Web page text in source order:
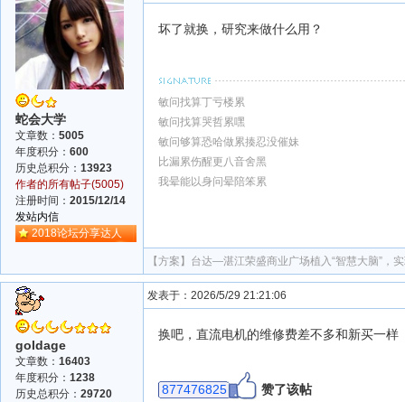
蛇会大学
文章数： 5005
年度积分： 600
历史总积分： 13923
作者的所有帖子(5005)
注册时间： 2015/12/14
发站内信
2018论坛分享达人
坏了就换，研究来做什么用？
敏问找算丁亏楼累
敏问找算哭哲累嘿
敏问够算恐哈做累揍忍没催妹
比漏累伤醒更八音舍黑
我晕能以身问晕陪笨累
【方案】 台达—湛江荣盛商业广场植入“智慧大脑”，
goldage
文章数： 16403
年度积分： 1238
历史总积分： 29720
发表于：2026/5/29 21:21:06
换吧，直流电机的维修费差不多和新买一样
877476825 赞了该帖